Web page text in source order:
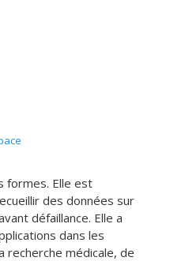
formes. Elle est
des données sur
défaillance. Elle a
dans les
recherche médicale, de